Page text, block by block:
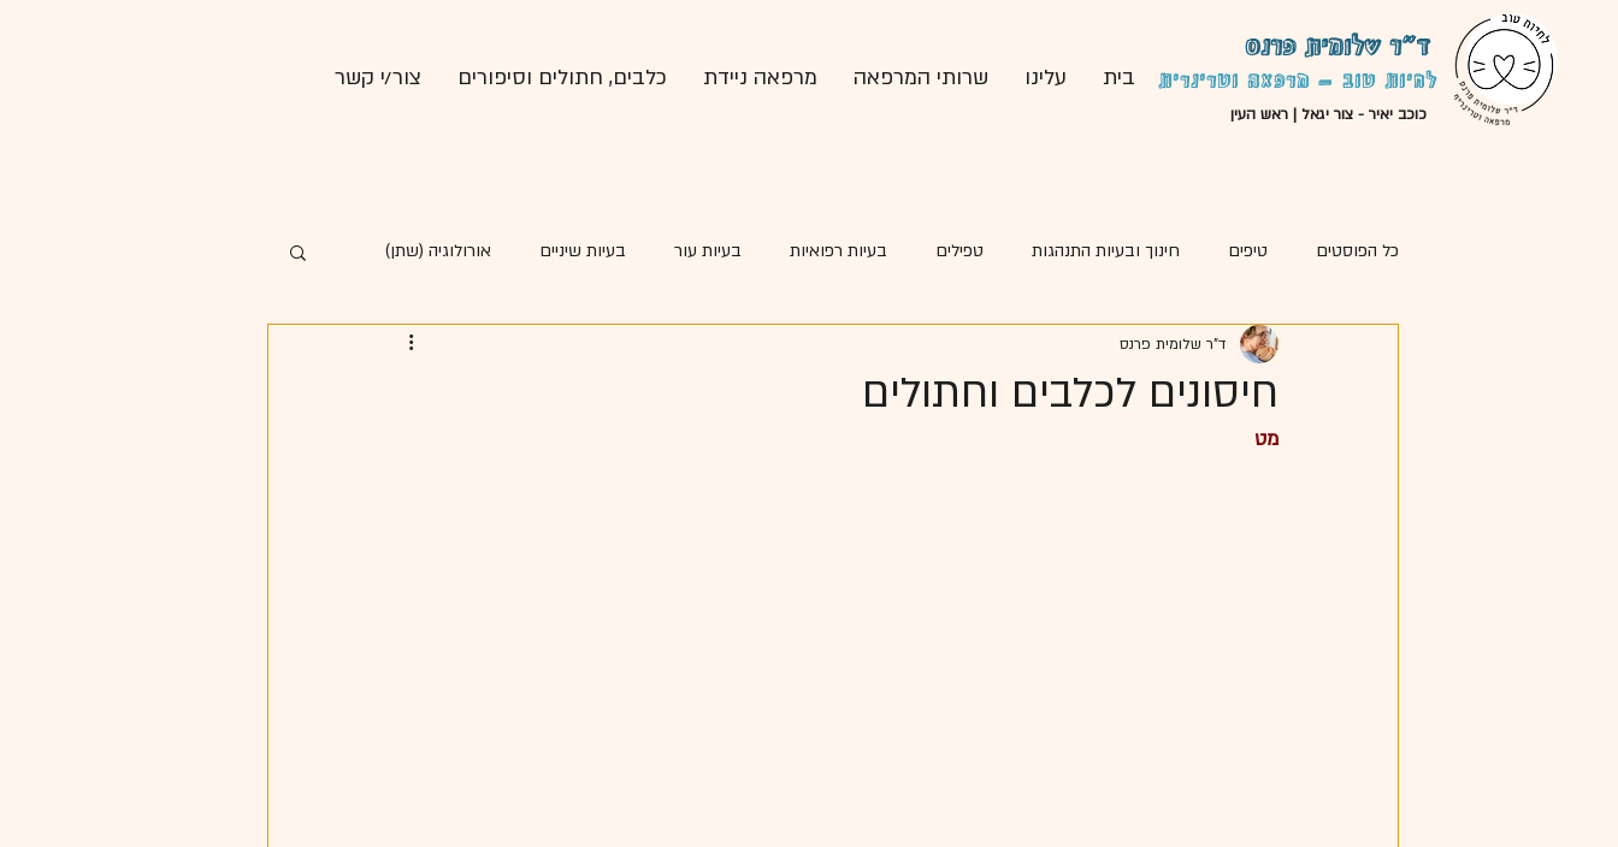
בית עלינו שרותי המרפאה מרפאה ניידת כלבים, חתולים וסיפורים צור/י קשר
ד"ר שלומית פרנס
לחיות טוב - מרפאה וטרינרית
כוכב יאיר - צור יגאל | ראש העין
כל הפוסטים טיפים חינוך ובעיות התנהגות טפילים בעיות רפואיות בעיות עור בעיות שיניים אורולוגיה (שתן)
סיפורי מקרה מאמרים נוספים
חיסונים לכלבים וחתולים
ד"ר שלומית פרנס
מט